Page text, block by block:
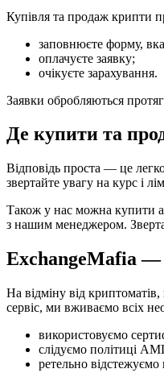
Купівля та продаж крипти
заповнюєте форму,
оплачуєте заявку;
очікуєте зарахування.
Заявки обробляються
Де купити та
Відповідь проста — це
звертайте увагу на курс і
Також у нас можна купити
з нашим менеджером.
ExchangeMafia —
На відміну від
сервіс, ми вживаємо всіх
використовуємо
слідуємо політиці
ретельно відстежуємо